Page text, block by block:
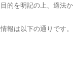
的を明記の上、適法
報は以下の通りです。